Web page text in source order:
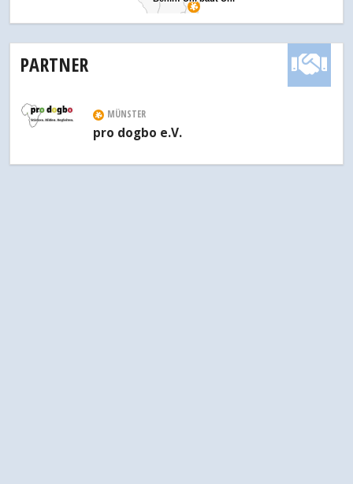
PARTNER
MÜNSTER
pro dogbo e.V.